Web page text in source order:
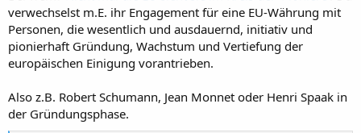
verwechselst m.E. ihr Engagement für eine EU-Währung mit
Personen, die wesentlich und ausdauernd, initiativ und
pionierhaft Gründung, Wachstum und Vertiefung der
europäischen Einigung vorantrieben.
Also z.B. Robert Schumann, Jean Monnet oder Henri Spaak in
der Gründungsphase.